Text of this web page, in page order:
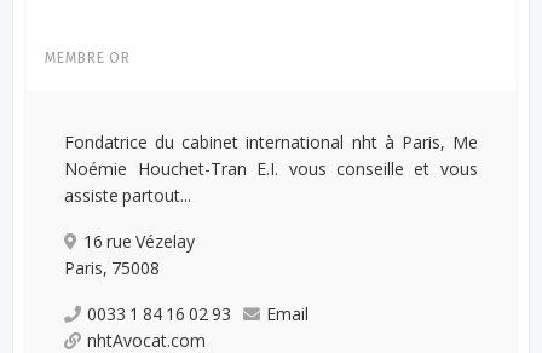
MEMBRE OR
Fondatrice du cabinet international nht à Paris, Me
Noémie Houchet-Tran E.I. vous conseille et vous
assiste partout...
16 rue Vézelay
Paris, 75008
0033 1 84 16 02 93
Email
nhtAvocat.com